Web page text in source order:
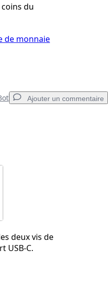
du
de monnaie
Ajouter un commentaire
deux vis de
USB-C.